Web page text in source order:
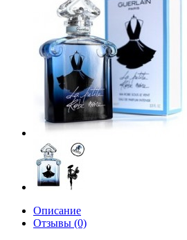
Описание
Отзывы (0)